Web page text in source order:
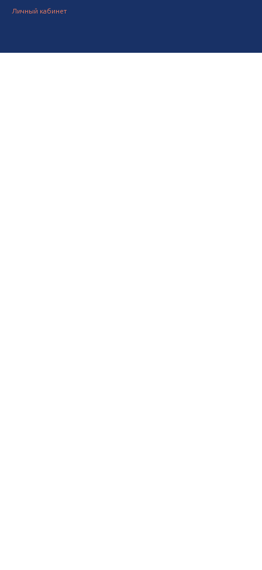
Личный кабинет